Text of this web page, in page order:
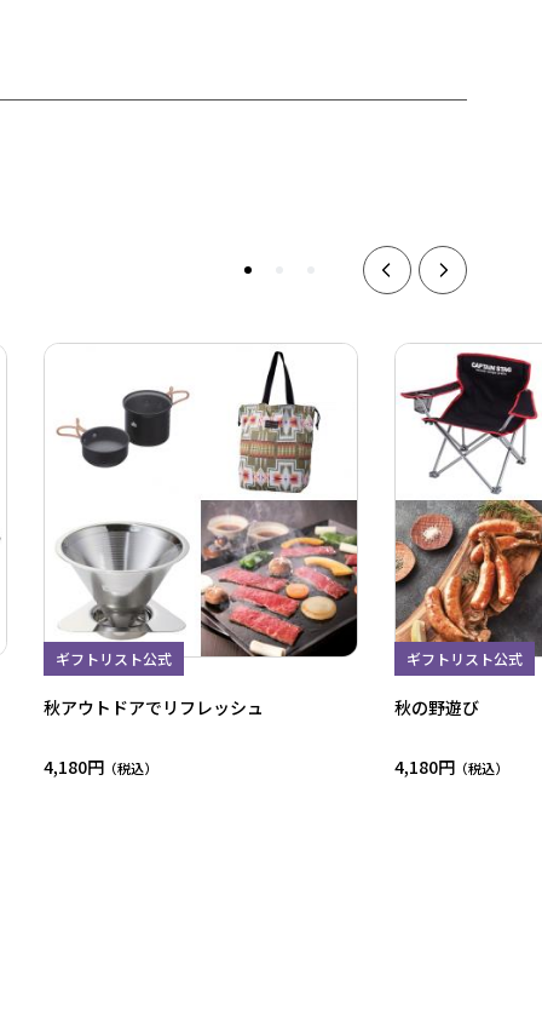
ギフトリスト公式
秋アウトドアでリフレッシュ
4,180円
ギフトリスト公式
秋の野遊び
4,180円